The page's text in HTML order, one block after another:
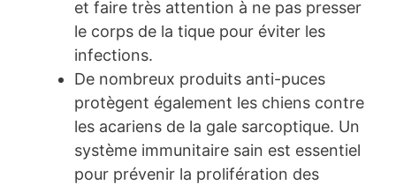
et faire très attention à ne pas presser
le corps de la tique pour éviter les
infections.
De nombreux produits anti-puces
protègent également les chiens contre
les acariens de la gale sarcoptique. Un
système immunitaire sain est essentiel
pour prévenir la prolifération des